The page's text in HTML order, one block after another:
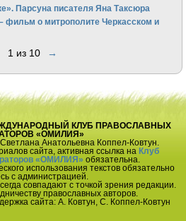
Парсуна писателя Яна Таксюра
о митрополите Черкасском и
1 из 10 →
КЛУБ ПРАВОСЛАВНЫХ
«ОМИЛИЯ»
Анатольевна Коппел-Ковтун.
сайта, активная ссылка на Клуб
«ОМИЛИЯ» обязательна.
использования текстов обязательно
с администрацией.
совпадают с точкой зрения редакции.
православных авторов.
сайта: А. Ковтун, С. Коппел-Ковтун